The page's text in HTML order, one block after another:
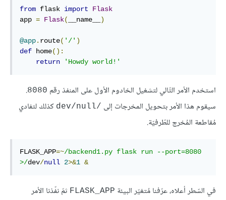
from flask import
Flask
app = Flask( __name__ )
@app. route( '/' )
def home() :
return
'Howdy world!'
استخدم الأمر التّالي لتشغيل الخادوم الأول على المنفذ رقم 8080
.
سيقوم هذا الأمر بتحويل المخرجات إلى /dev/null
كذلك لتفادي
مُقاطعة المُخرج للطّرفيّة.
FLASK_APP=~/backend1.py flask run --port=8080
>/dev/null 2>&1 &
في السّطر أعلاه، عرّفنا مُتغيّر البيئة FLASK_APP ثمّ نفّذنا الأمر